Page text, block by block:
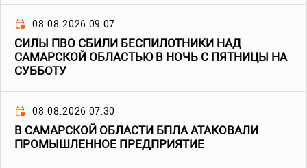
08.08.2026 09:07
СИЛЫ ПВО СБИЛИ БЕСПИЛОТНИКИ НАД
САМАРСКОЙ ОБЛАСТЬЮ В НОЧЬ С ПЯТНИЦЫ НА
СУББОТУ
08.08.2026 07:30
В САМАРСКОЙ ОБЛАСТИ БПЛА АТАКОВАЛИ
ПРОМЫШЛЕННОЕ ПРЕДПРИЯТИЕ